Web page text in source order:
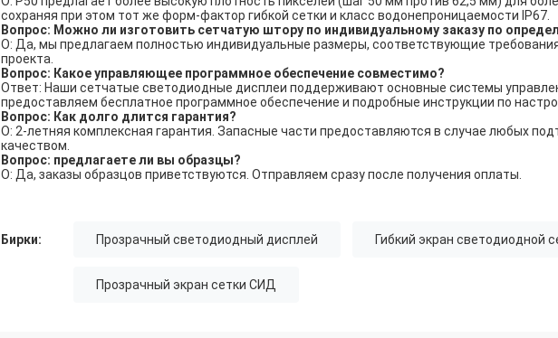
сохраняя при этом тот же форм-фактор гибкой сетки и класс водонепроницаемости IP67.
Вопрос: Можно ли изготовить сетчатую штору по индивидуальному заказу по
О: Да, мы предлагаем полностью индивидуальные размеры, соответствующие
проекта.
Вопрос: Какое управляющее программное обеспечение совместимо?
Ответ: Наши сетчатые светодиодные дисплеи поддерживают основные системы
предоставляем бесплатное программное обеспечение и подробные инструкции по
Вопрос: Как долго длится гарантия?
О: 2-летняя комплексная гарантия. Запасные части предоставляются в случае любых
качеством.
Вопрос: предлагаете ли вы образцы?
О: Да, заказы образцов приветствуются. Отправляем сразу после получения оплаты.
Бирки: Прозрачный светодиодный дисплей Гибкий экран светодиодной
Прозрачный экран сетки СИД